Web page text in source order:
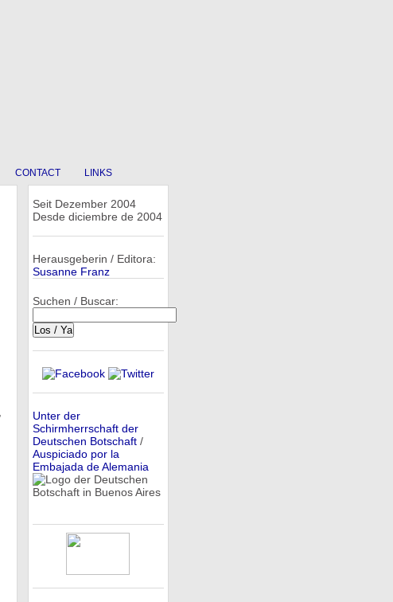
CONTACT LINKS
Seit Dezember 2004
Desde diciembre de 2004
Herausgeberin / Editora:
Susanne Franz
Suchen / Buscar:
Unter der
Schirmherrschaft der
Deutschen Botschaft/
Auspiciado por la
Embajada de Alemania